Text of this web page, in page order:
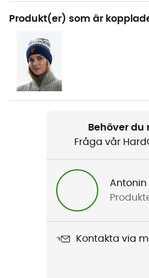
Rekommenderad för
Den dagliga
Produktnamn
Stängningssystem
Dragkedja
Kapuschong
Produkt(er) som är
Behöver du
Fråga vår
Antonin
Kontakta via